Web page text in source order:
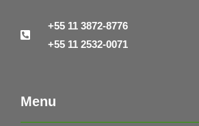
+55 11 3872-8776
+55 11 2532-0071
Menu